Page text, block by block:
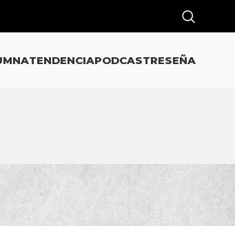
TENDENCIAPODCASTRESEÑA